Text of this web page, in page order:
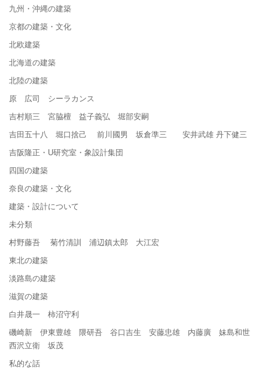
九州・沖縄の建築
京都の建築・文化
北欧建築
北海道の建築
北陸の建築
原 広司 シーラカンス
吉村順三 宮脇檀 益子義弘 堀部安嗣
吉田五十八 堀口捨己 前川國男 坂倉準三 安井武雄 丹下健三
吉阪隆正・U研究室・象設計集団
四国の建築
奈良の建築・文化
建築・設計について
未分類
村野藤吾 菊竹清訓 浦辺鎮太郎 大江宏
東北の建築
淡路島の建築
滋賀の建築
白井晟一 柿沼守利
磯崎新 伊東豊雄 隈研吾 谷口吉生 安藤忠雄 内藤廣 妹島和世
西沢立衛 坂茂
私的な話